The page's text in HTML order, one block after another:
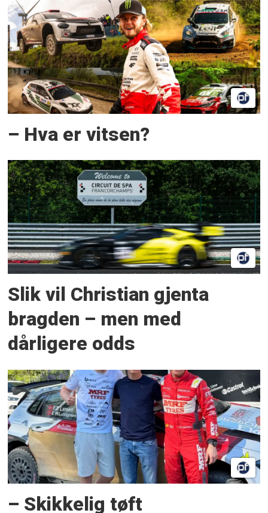
– Hva er vitsen?
Slik vil Christian gjenta
bragden – men med
dårligere odds
– Skikkelig tøft